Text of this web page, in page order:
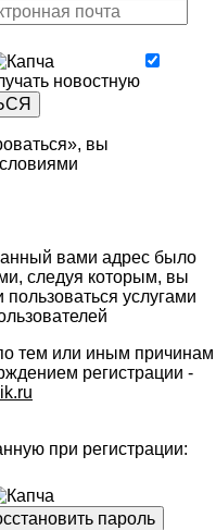
новостную
вы
вами адрес было
следуя которым, вы
услугами
тем или иным причинам
регистрации -
при регистрации: